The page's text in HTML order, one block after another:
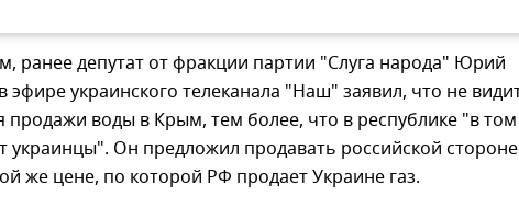
ранее депутат от фракции партии "Слуга народа" Юрий
эфире украинского телеканала "Наш" заявил, что не
продажи воды в Крым, тем более, что в республике "в том
украинцы". Он предложил продавать российской стороне
же цене, по которой РФ продает Украине газ.